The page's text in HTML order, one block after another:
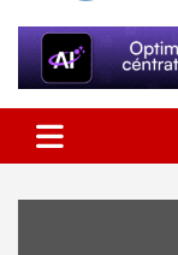
BNoticias